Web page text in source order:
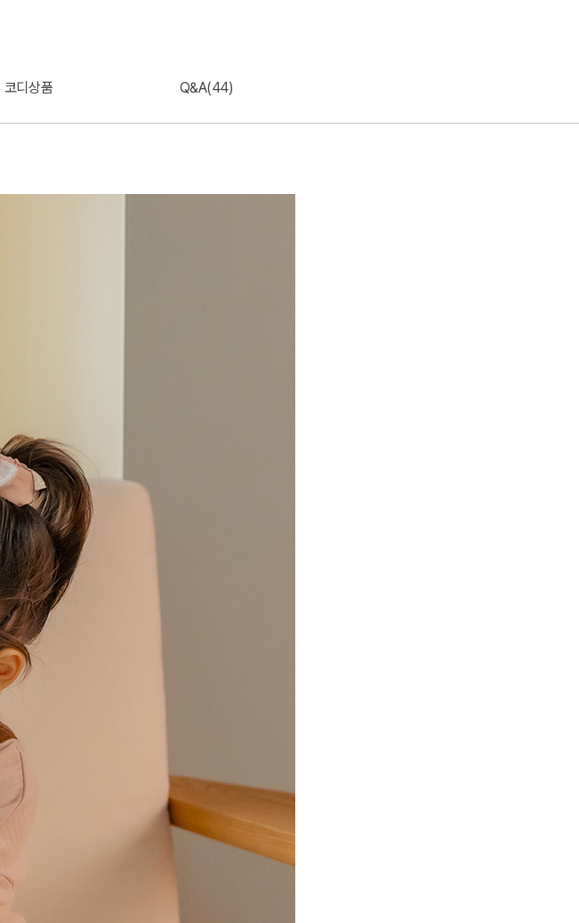
코디상품 Q&A(44)